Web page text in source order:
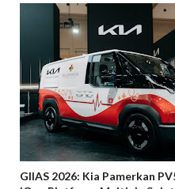
GIIAS 2026: Kia Pamerkan